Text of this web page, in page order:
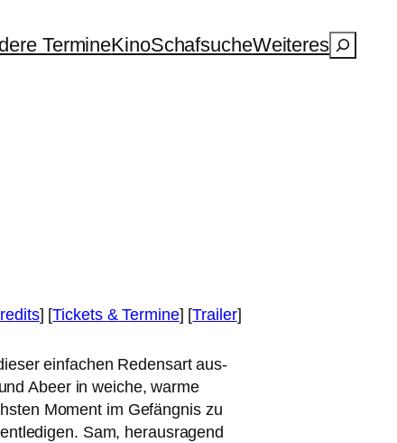
TermineKinoSchafsucheWeiteresSuchen
] [Tickets &Termine] [Trailer]
ein­fa­chen Redensart aus­
Abeer in wei­che, war­me
Moment im Gefängnis zu
Sam, her­aus­ra­gend